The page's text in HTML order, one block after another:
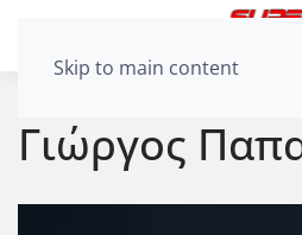
Skip to main content
Γιώργος